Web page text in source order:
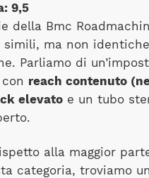
9,5
della Bmc
simili, ma non
Parliamo di
reach contenuto
elevatoe un tubo
alla maggior
categoria, troviamo un